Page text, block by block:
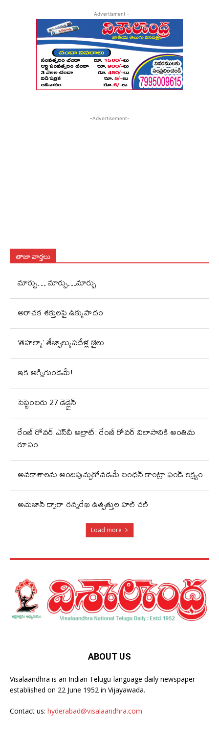
- Advertisment -
-Advertisement-
తాజా వార్తలు
మార్పు… మార్పు…మార్పు
అరాచక శక్తులపై ఉక్కుపాదం
‘తెహల్కా’ తేజ్పాల్కుపదేళ్ల జైలు
ఇక అగ్నిగుండమే!
సెప్టెంబరు 27 డెడ్లైన్
రేంజ్ రోవర్ ఎస్‌వీ అల్రాట్: రేంజ్ రోవర్ విలాసానికి అంతిమ
రూపం
అవకాశాలను అందిపుచ్చుకోవడమే బంధన్ కాంట్రా ఫండ్ లక్ష్యం
అమెజాన్ ద్వారా రన్నరేఖ ఉత్పత్తుల హల్ చల్
Load more
ABOUT US
Visalaandhra is an Indian Telugu-language daily newspaper
established on 22 June 1952 in Vijayawada.
Contact us: hyderabad@visalaandhra.com